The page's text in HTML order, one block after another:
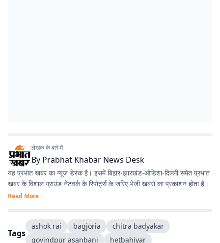
लेखक के बारे में
By Prabhat Khabar News Desk
यह प्रभात खबर का न्यूज डेस्क है। इसमें बिहार-झारखंड-ओडिशा-दिल्‍ली समेत प्रभात
खबर के विशाल ग्राउंड नेटवर्क के रिपोर्ट्स के जरिए भेजी खबरों का प्रकाशन होता है।
Read More
Tags
ashok rai bagjoria
chitra badyakar
govindpur asanbani
hetbahiyar